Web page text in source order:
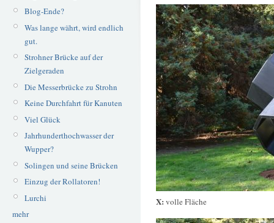
Blog-Ende?
Was lange währt, wird endlich
gut.
Strohner Brücke auf der
Zielgeraden
Die Messerbrücke zu Strohn
Keine Durchfahrt für Kanuten
Viel Glück
Jahrhunderthochwasser der
Wupper?
Solingen und seine Brücken
Einzug der Rollatoren!
Lurchi
mehr
X: volle Fläche